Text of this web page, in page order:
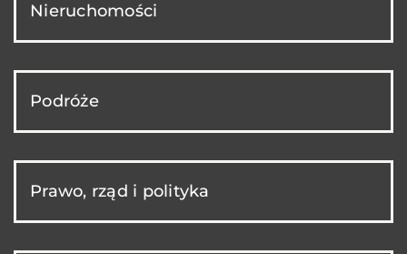
Nieruchomości
Podróże
Prawo, rząd i polityka